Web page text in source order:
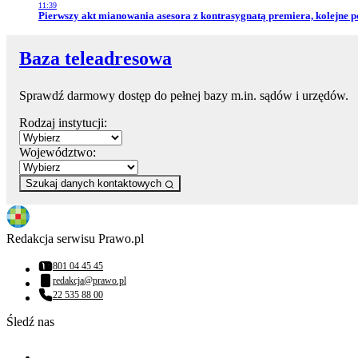
11:39
Przejdź do artykułu:
Pierwszy akt mianowania asesora z kontrasygnatą premiera, kolejne
Baza teleadresowa
Sprawdź darmowy dostęp do pełnej bazy m.in. sądów i urzędów.
Rodzaj instytucji:
Województwo:
Szukaj danych kontaktowych
Redakcja serwisu Prawo.pl
Numer telefonu:
801 04 45 45
Adres email:
redakcja@prawo.pl
Numer telefonu:
22 535 88 00
Śledź nas